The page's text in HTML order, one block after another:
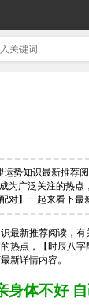
势知识最新推荐
为广泛关注的热点
对】一起来看下最
最新推荐阅读，
热点，【时辰八
新详情内容。
体不好 自